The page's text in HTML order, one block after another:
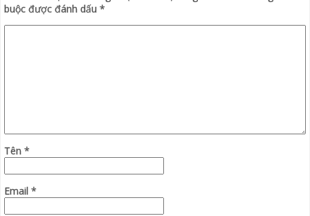
buộc được đánh dấu *
Tên *
Email *